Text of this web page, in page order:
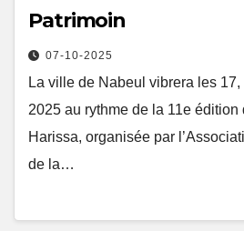
Patrimoin
07-10-2025
La ville de Nabeul vibrera les
2025 au rythme de la 11e édition
Harissa, organisée par
de la…